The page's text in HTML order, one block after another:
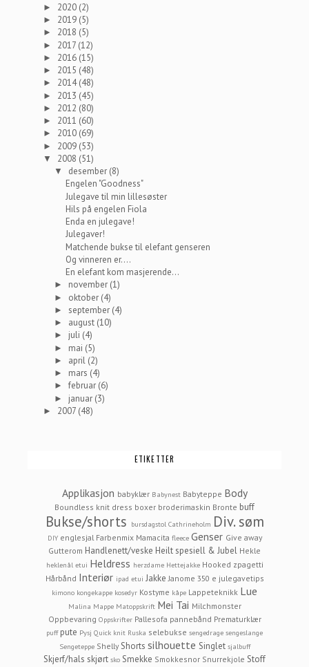
► 2020 (2)
► 2019 (5)
► 2018 (5)
► 2017 (12)
► 2016 (15)
► 2015 (48)
► 2014(48)
► 2013 (45)
► 2012 (80)
► 2011 (60)
► 2010 (69)
► 2009 (53)
▼ 2008 (51)
▼ desember (8)
Engelen "Goodness"
Julegave til min lillesøster
Hils på engelen Fiola
Enda en julegave!
Julegaver!
Matchende bukse til elefant genseren
Og vinneren er....
En elefant kom masjerende...
► november (1)
► oktober (4)
► september (4)
► august (10)
► juli (4)
► mai (5)
► april (2)
► mars (4)
►februar (6)
► januar (3)
► 2007 (48)
ETIKETTER
Applikasjon babyklær Babynest Babyteppe Body
Boundless knit dress boxer broderimaskin Bronte buff
Bukse/shorts bursdagstol Cathrineholm Div. søm
DIY englesjal Farbenmix Mamacita fleece Genser Give away
Gutterom Handlenett/veske Heilt spesiell & Jubel Hekle
heklenål etui Heldress herzdame Hettejakke Hooked zpagetti
Hårbånd Interiør ipad etui Jakke Janome 350 e julegavetips
kimono kongekappe kosedyr Kostyme kåpe Lappeteknikk Lue
Malina Mappe Matoppskrift Mei Tai Milchmonster
Oppbevaring Oppskrifter Pallesofa pannebånd Prematurklær
puff pute Pysj Quick knit Ruska selebukse sengedrage sengeslange
Sengeteppe Shelly Shorts silhouette Singlet sjalbuff
Skjerf/hals skjørt sko Smekke Smokkesnor Snurrekjole Stoff